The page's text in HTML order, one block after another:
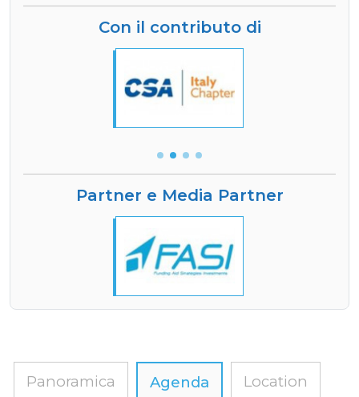
Con il contributo di
Partner e Media Partner
Panoramica Agenda Location